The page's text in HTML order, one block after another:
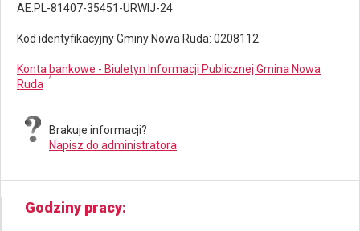
AE:PL-81407-35451-URWIJ-24
Kod identyfikacyjny Gminy Nowa Ruda: 0208112
Konta bankowe - Biuletyn Informacji Publicznej Gmina Nowa
Ruda
Brakuje informacji?
Napisz do administratora
Godziny pracy